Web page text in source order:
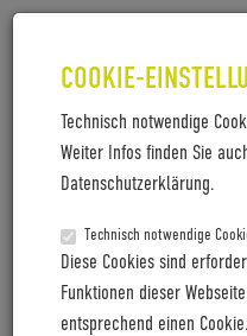
COOKIE-
Technisch notwendige
Weiter Infos finden Sie
Datenschutzerklärung.
Technisch notwendige
Diese Cookies sind
Funktionen dieser
entsprechend einen
PM-
SXSW
PM-